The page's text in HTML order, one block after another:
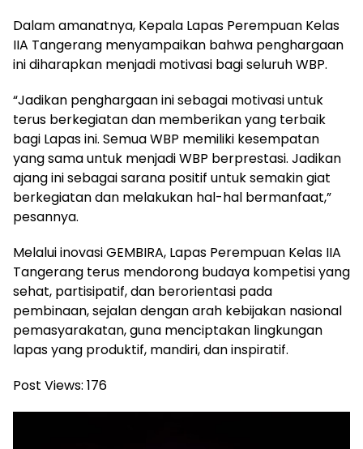
Dalam amanatnya, Kepala Lapas Perempuan Kelas
IIA Tangerang menyampaikan bahwa penghargaan
ini diharapkan menjadi motivasi bagi seluruh WBP.
“Jadikan penghargaan ini sebagai motivasi untuk
terus berkegiatan dan memberikan yang terbaik
bagi Lapas ini. Semua WBP memiliki kesempatan
yang sama untuk menjadi WBP berprestasi. Jadikan
ajang ini sebagai sarana positif untuk semakin giat
berkegiatan dan melakukan hal-hal bermanfaat,”
pesannya.
Melalui inovasi GEMBIRA, Lapas Perempuan Kelas IIA
Tangerang terus mendorong budaya kompetisi yang
sehat, partisipatif, dan berorientasi pada
pembinaan, sejalan dengan arah kebijakan nasional
pemasyarakatan, guna menciptakan lingkungan
lapas yang produktif, mandiri, dan inspiratif.
Post Views: 176